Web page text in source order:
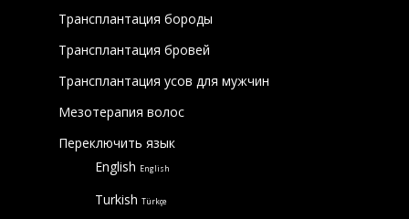
Трансплантация бороды
Трансплантация бровей
Трансплантация усов для мужчин
Мезотерапия волос
Переключить язык
English English
Turkish Türkçe